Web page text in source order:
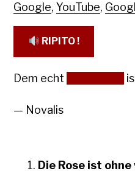
Google,YouTube,
RIPITO !
Dem echt
— Novalis
Die Rose ist